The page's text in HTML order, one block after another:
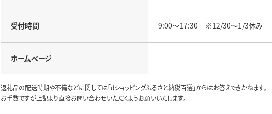
受付時間 9:00～17:30 ※12/30～1/3休み
ホームページ
返礼品の配送時期や不備などに関しては「dショッピングふるさと納税百選」からはお答えできかねます。
お手数ですが上記より直接お問い合わせいただくようお願いいたします。